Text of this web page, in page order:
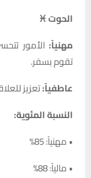
الحوت ♓
مهنياً: الأمور
تقوم بسفر.
عاطفياً:تعزيز
النسبة المئوية:
• مهنياً: 85%
• مالياً: 88%